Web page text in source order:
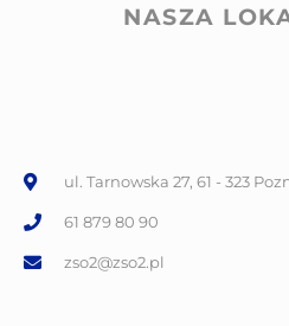
NASZA
ul. Tarnowska 27, 61 - 323
61 879 80 90
zso2@zso2.pl